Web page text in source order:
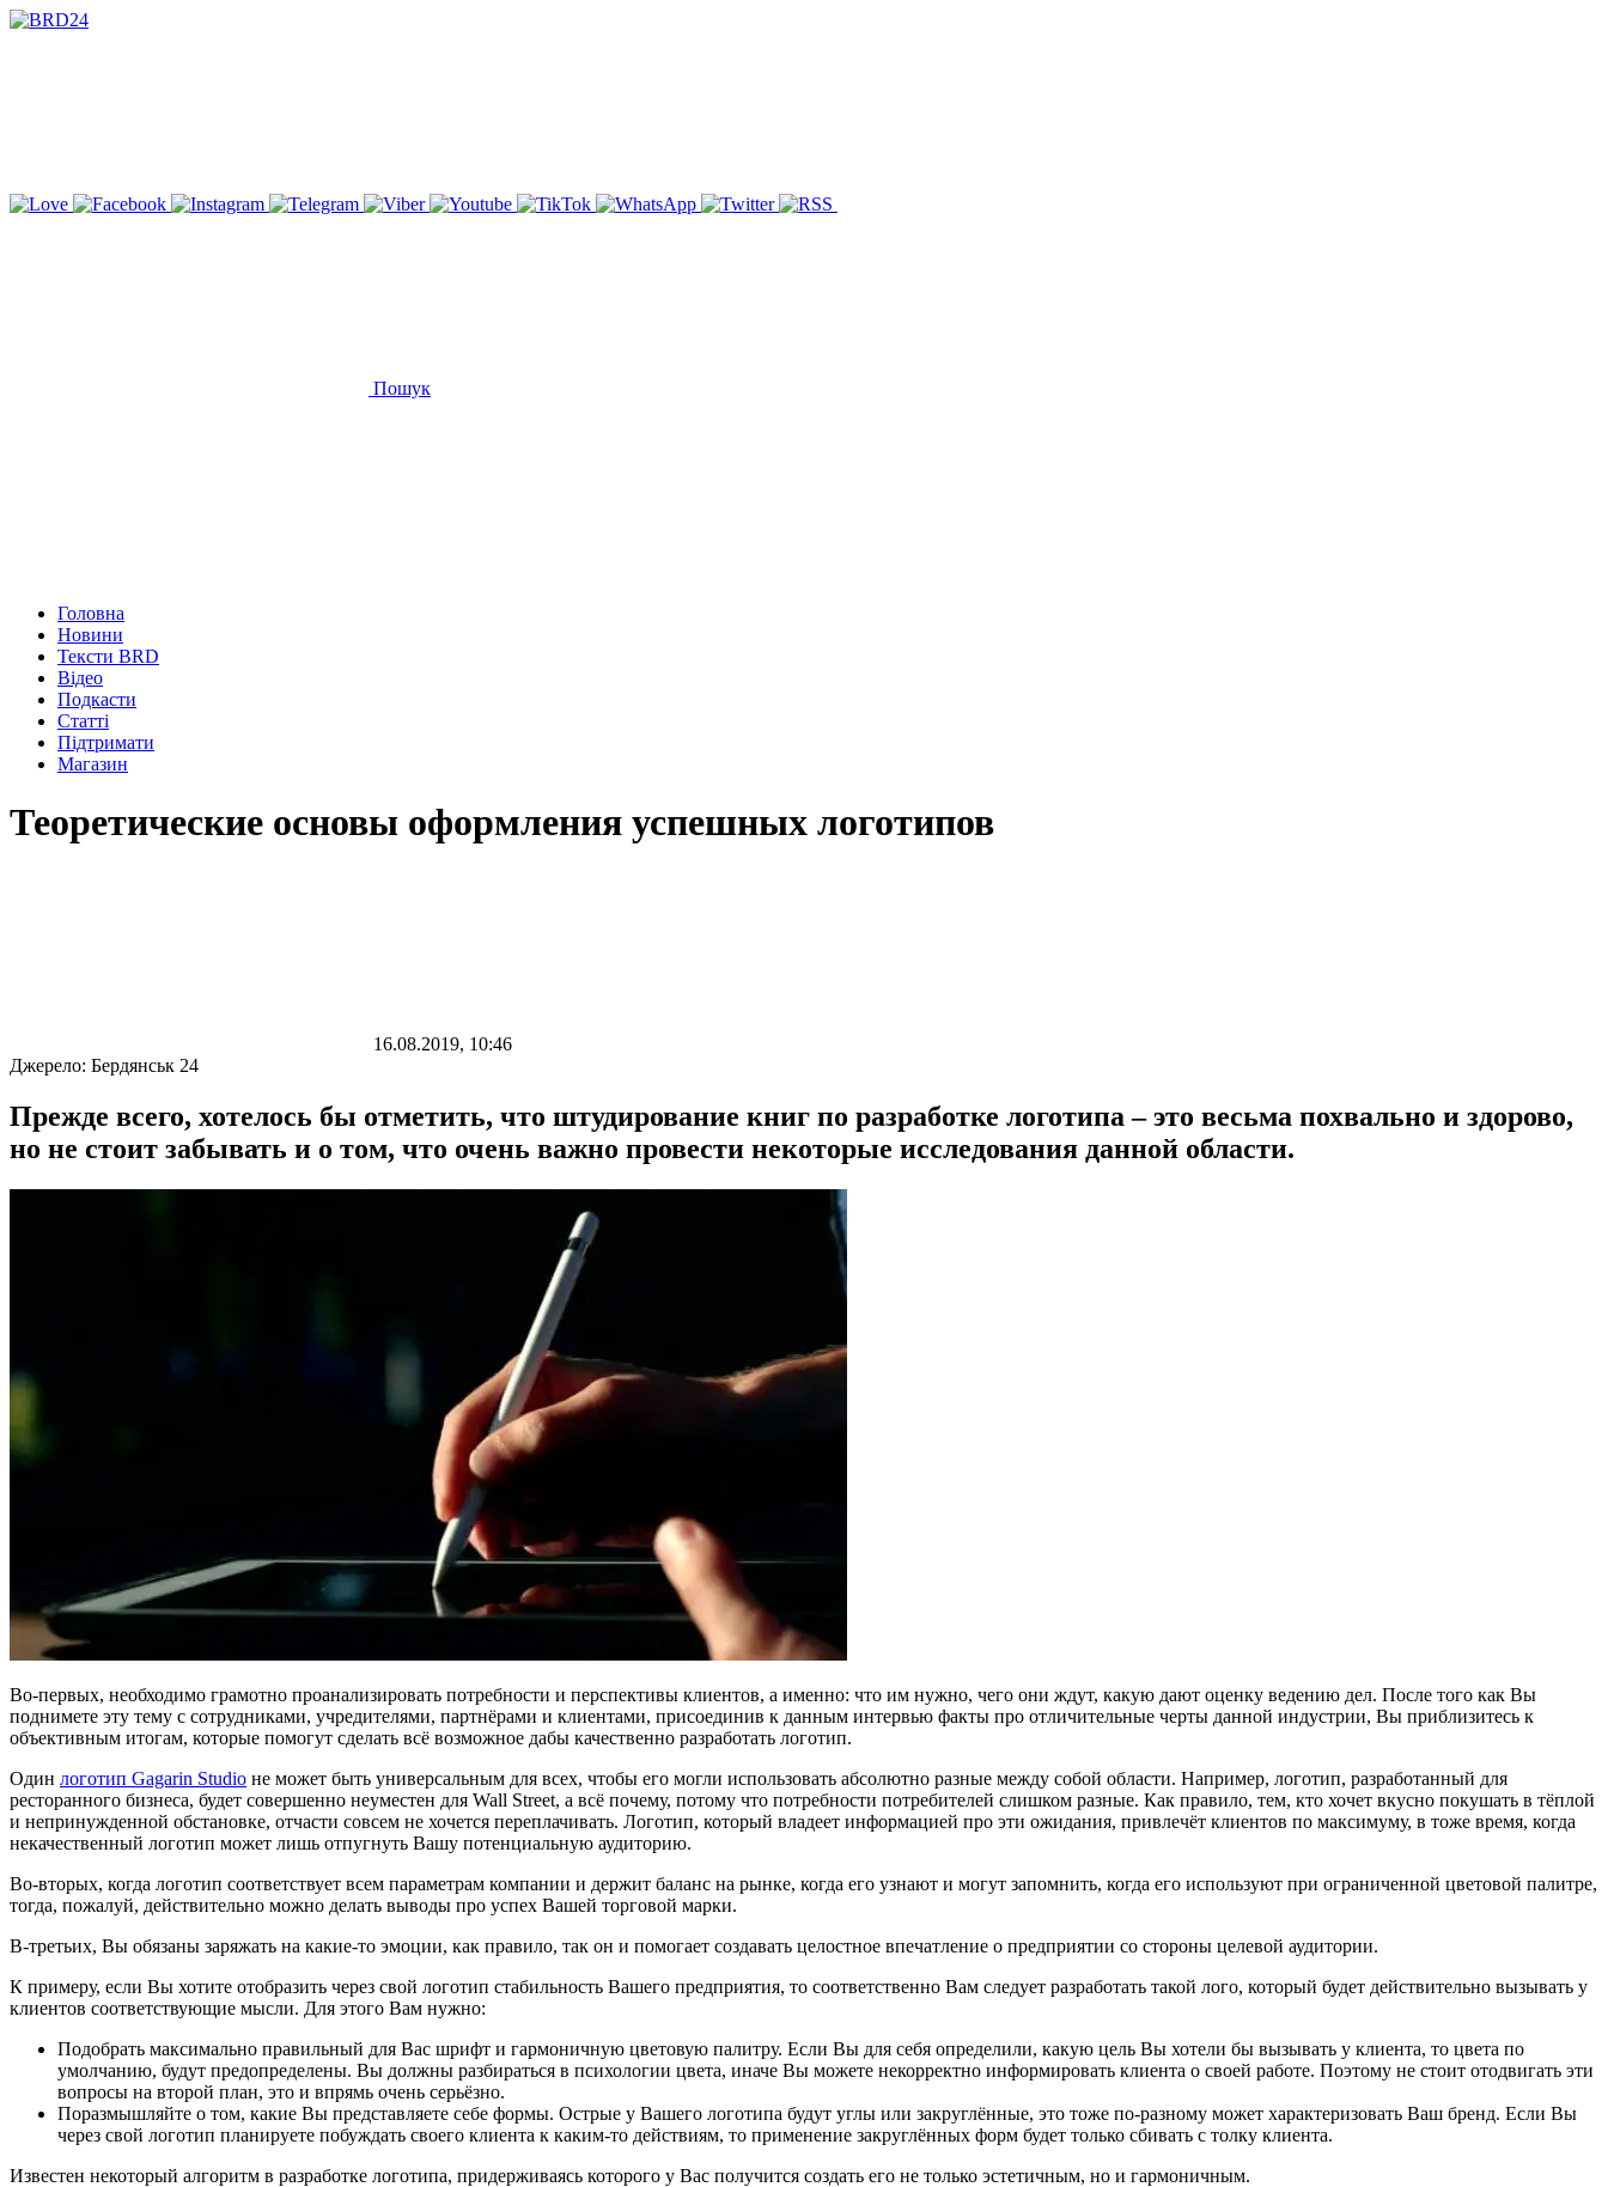
Пошук
Головна
Новини
Тексти BRD
Відео
Подкасти
Статті
Підтримати
Магазин
Теоретические основы оформления успешных логотипов
16.08.2019, 10:46
Джерело: Бердянськ 24
Прежде всего, хотелось бы отметить, что штудирование книг по разработке логотипа – это весьма похвально и здорово,
но не стоит забывать и о том, что очень важно провести некоторые исследования данной области.
Во-первых, необходимо грамотно проанализировать потребности и перспективы клиентов, а именно: что им нужно, чего они ждут, какую дают оценку ведению дел. После того как Вы
поднимете эту тему с сотрудниками, учредителями, партнёрами и клиентами, присоединив к данным интервью факты про отличительные черты данной индустрии, Вы приблизитесь к
объективным итогам, которые помогут сделать всё возможное дабы качественно разработать логотип.
Один логотип Gagarin Studio не может быть универсальным для всех, чтобы его могли использовать абсолютно разные между собой области. Например, логотип, разработанный для
ресторанного бизнеса, будет совершенно неуместен для Wall Street, а всё почему, потому что потребности потребителей слишком разные. Как правило, тем, кто хочет вкусно покушать в тёплой
и непринужденной обстановке, отчасти совсем не хочется переплачивать. Логотип, который владеет информацией про эти ожидания, привлечёт клиентов по максимуму, в тоже время, когда
некачественный логотип может лишь отпугнуть Вашу потенциальную аудиторию.
Во-вторых, когда логотип соответствует всем параметрам компании и держит баланс на рынке, когда его узнают и могут запомнить, когда его используют при ограниченной цветовой палитре,
тогда, пожалуй, действительно можно делать выводы про успех Вашей торговой марки.
В-третьих, Вы обязаны заряжать на какие-то эмоции, как правило, так он и помогает создавать целостное впечатление о предприятии со стороны целевой аудитории.
К примеру, если Вы хотите отобразить через свой логотип стабильность Вашего предприятия, то соответственно Вам следует разработать такой лого, который будет действительно вызывать у
клиентов соответствующие мысли. Для этого Вам нужно:
Подобрать максимально правильный для Вас шрифт и гармоничную цветовую палитру. Если Вы для себя определили, какую цель Вы хотели бы вызывать у клиента, то цвета по
умолчанию, будут предопределены. Вы должны разбираться в психологии цвета, иначе Вы можете некорректно информировать клиента о своей работе. Поэтому не стоит отодвигать эти
вопросы на второй план, это и впрямь очень серьёзно.
Поразмышляйте о том, какие Вы представляете себе формы. Острые у Вашего логотипа будут углы или закруглённые, это тоже по-разному может характеризовать Ваш бренд. Если Вы
через свой логотип планируете побуждать своего клиента к каким-то действиям, то применение закруглённых форм будет только сбивать с толку клиента.
Известен некоторый алгоритм в разработке логотипа, придерживаясь которого у Вас получится создать его не только эстетичным, но и гармоничным.